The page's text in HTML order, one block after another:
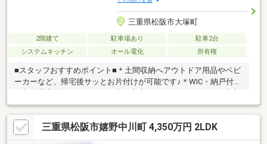
三重県松阪市大塚町
2階建て 駐車場あり
駐車2台
システムキッチン
オール電化 所有権
■スタッフおすすめポイント■＊土間収納へアウトドア用品やベビ
ーカーなど、帰宅後サッとお片付けが可能です♪＊WIC・納戸付き
で収納量◎物がたくさんある方も安心できます☆＊雨の日も安心
の、２台分カーポート付き♪■お部屋■＊ゆったり8.3帖の主寝室
は、ベッドを置いても広々としたくつろぎ空間です。 大型ベッ
ドやデスクを置いても余裕がございます。＊2階洋室を区切って2
部屋にすることも可能です◎■設備■＊食器洗浄乾燥機付きのキッ
三重県松阪市嬉野中川町 4,350万円 2LDK